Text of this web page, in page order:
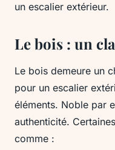
un escalier extérieur.
Le bois : un
Le bois demeure un
pour un escalier
éléments. Noble par
authenticité.
comme :